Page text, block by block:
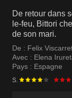
De retour dans
le-feu, Bittori
de son mari.
De : Felix
Avec : Elena
Pays : Espagne
S.